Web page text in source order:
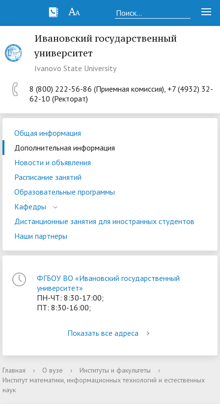
Ивановский государственный
университет
Ivanovo State University
8 (800) 222-56-86 (Приемная комиссия), +7 (4932) 32-
62-10 (Ректорат)
Общая информация
Дополнительная информация
Новости и объявления
Расписание занятий
Образовательные программы
Кафедры
Дистанционные занятия для иностранных студентов
Наши партнеры
ФГБОУ ВО «Ивановский государственный
университет»
ПН-ЧТ: 8:30-17:00;
ПТ: 8:30-16:00;
Показать все адреса
Главная › О вузе › Институты и факультеты
›
Институт математики, информационных технологий и естественных
наук